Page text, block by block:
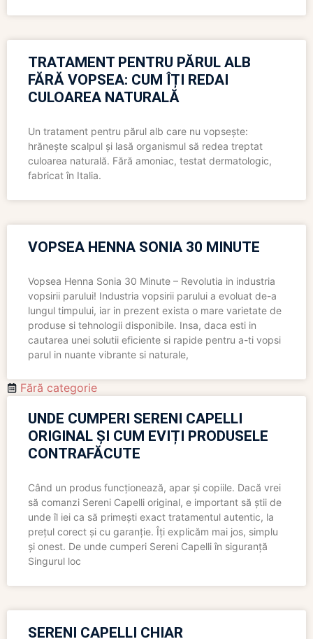
TRATAMENT PENTRU PĂRUL ALB
FĂRĂ VOPSEA: CUM ÎȚI REDAI
CULOAREA NATURALĂ
Un tratament pentru părul alb care nu vopsește:
hrănește scalpul și lasă organismul să redea treptat
culoarea naturală. Fără amoniac, testat dermatologic,
fabricat în Italia.
VOPSEA HENNA SONIA 30 MINUTE
Vopsea Henna Sonia 30 Minute – Revolutia in industria
vopsirii parului! Industria vopsirii parului a evoluat de-a
lungul timpului, iar in prezent exista o mare varietate de
produse si tehnologii disponibile. Insa, daca esti in
cautarea unei solutii eficiente si rapide pentru a-ti vopsi
parul in nuante vibrante si naturale,
Fără categorie
UNDE CUMPERI SERENI CAPELLI
ORIGINAL ȘI CUM EVIȚI PRODUSELE
CONTRAFĂCUTE
Când un produs funcționează, apar și copiile. Dacă vrei
să comanzi Sereni Capelli original, e important să știi de
unde îl iei ca să primești exact tratamentul autentic, la
prețul corect și cu garanție. Îți explicăm mai jos, simplu
și onest. De unde cumperi Sereni Capelli în siguranță
Singurul loc
SERENI CAPELLI CHIAR